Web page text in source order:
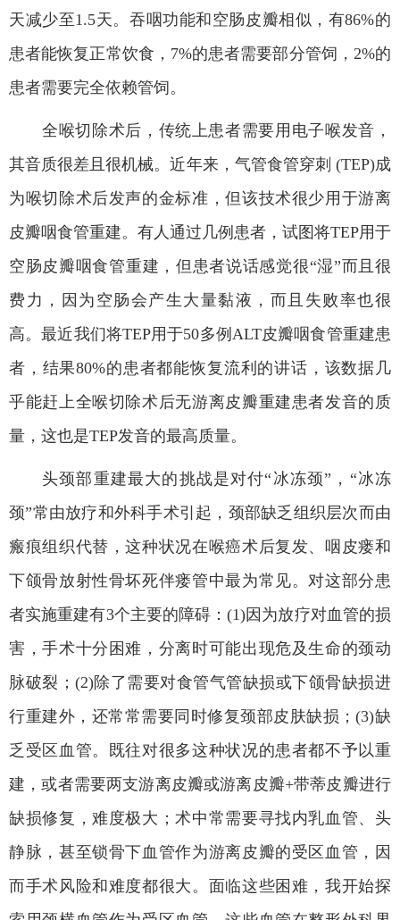
天减少至1.5天。吞咽功能和空肠皮瓣相似，有86%的
患者能恢复正常饮食， 7%的患者需要部分管饲， 2%的
患者需要完全依赖管饲。
全喉切除术后，传统上患者需要用电子喉发音，
其音质很差且很机械。近年来，气管食管穿刺 (TEP)成
为喉切除术后发声的金标准，但该技术很少用于游离
皮瓣咽食管重建。有人通过几例患者，试图将TEP用于
空肠皮瓣咽食管重建，但患者说话感觉很“湿”而且很
费力，因为空肠会产生大量黏液，而且失败率也很
高。最近我们将TEP用于50多例 ALT皮瓣咽食管重建患
者，结果80%的患者都能恢复流利的讲话，该数据几
乎能赶上全喉切除术后无游离皮瓣重建患者发音的质
量，这也是TEP发音的最高质量。
头颈部重建最大的挑战是对付“冰冻颈”，“冰冻
颈”常由放疗和外科手术引起，颈部缺乏组织层次而由
瘢痕组织代替，这种状况在喉癌术后复发、咽皮瘘和
下颌骨放射性骨坏死伴瘘管中最为常见。对这部分患
者实施重建有3个主要的障碍：(1)因为放疗对血管的损
害，手术十分困难，分离时可能出现危及生命的颈动
脉破裂； (2)除了需要对食管气管缺损或下颌骨缺损进
行重建外，还常常需要同时修复颈部皮肤缺损；(3)缺
乏受区血管。既往对很多这种状况的患者都不予以重
建，或者需要两支游离皮瓣或游离皮瓣+带蒂皮瓣进行
缺损修复，难度极大；术中常需要寻找内乳血管、头
静脉，甚至锁骨下血管作为游离皮瓣的受区血管，因
而手术风险和难度都很大。面临这些困难，我开始探